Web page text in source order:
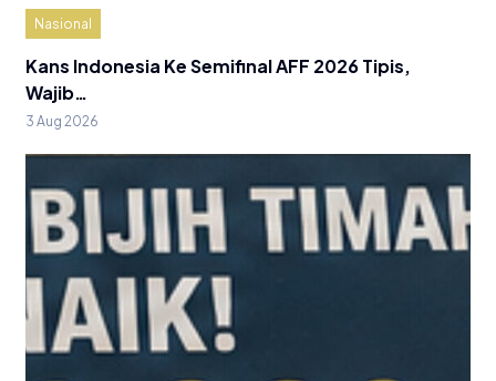
Nasional
Kans Indonesia Ke Semifinal AFF 2026 Tipis,
Wajib…
3 Aug 2026